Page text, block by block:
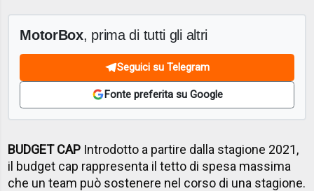
MotorBox, prima di tutti gli altri
Seguici su Telegram
Fonte preferita su Google
BUDGET CAP Introdotto a partire dalla stagione 2021,
il budget cap rappresenta il tetto di spesa massima
che un team può sostenere nel corso di una stagione.